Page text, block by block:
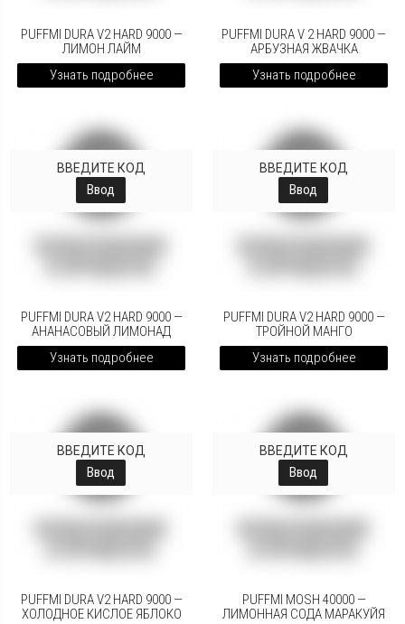
PUFFMI DURA V2 HARD 9000 —
ЛИМОН ЛАЙМ
Узнать подробнее
PUFFMI DURA V 2 HARD 9000 —
АРБУЗНАЯ ЖВАЧКА
Узнать подробнее
ВВЕДИТЕ КОД
Ввод
PUFFMI DURA V2 HARD 9000 —
АНАНАСОВЫЙ ЛИМОНАД
Узнать подробнее
ВВЕДИТЕ КОД
Ввод
PUFFMI DURA V2 HARD 9000 —
ТРОЙНОЙ МАНГО
Узнать подробнее
ВВЕДИТЕ КОД
Ввод
PUFFMI DURA V2 HARD 9000 —
ХОЛОДНОЕ КИСЛОЕ ЯБЛОКО
ВВЕДИТЕ КОД
Ввод
PUFFMI MOSH 40000 —
ЛИМОННАЯ СОДА МАРАКУЙЯ